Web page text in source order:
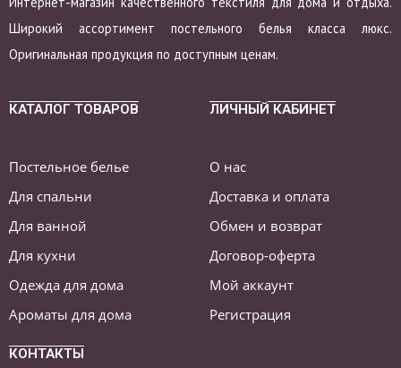
Широкий ассортимент постельного белья класса люкс.
Оригинальная продукция по доступным ценам.
КАТАЛОГ ТОВАРОВ
Постельное белье
Для спальни
Для ванной
Для кухни
Одежда для дома
Ароматы для дома
ЛИЧНЫЙ КАБИНЕТ
О нас
Доставка и оплата
Обмен и возврат
Договор-оферта
Мой аккаунт
Регистрация
КОНТАКТЫ